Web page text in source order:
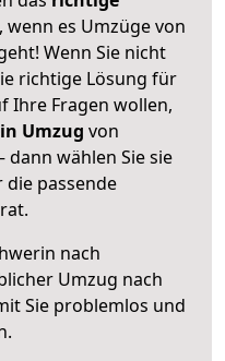
wenn es Umzüge von
Wenn Sie nicht
richtige Lösung für
Ihre Fragen wollen,
Umzug von
wählen Sie sie
passende
nach
Umzug nach
Sie problemlos und